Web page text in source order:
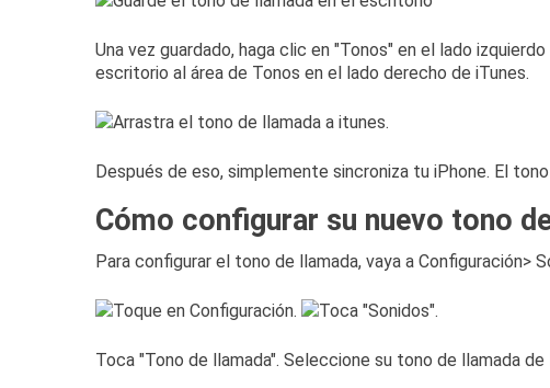
Una vez guardado, haga clic en "Tonos" en el lado izquierdo
escritorio al área de Tonos en el lado derecho de iTunes.
Después de eso, simplemente sincroniza tu iPhone. El
Cómo configurar su nuevo tono
Para configurar el tono de llamada, vaya a Configuración>
Toca "Tono de llamada". Seleccione su tono de llamada